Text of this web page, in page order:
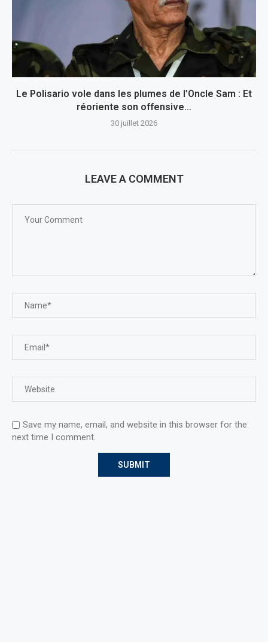
Le Polisario vole dans les plumes de l’Oncle Sam : Et
réoriente son offensive...
30 juillet 2026
LEAVE A COMMENT
Save my name, email, and website in this browser for the
next time I comment.